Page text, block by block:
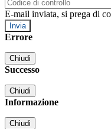
E-mail inviata, si prega di
Errore
Chiudi
Successo
Chiudi
Informazione
Chiudi